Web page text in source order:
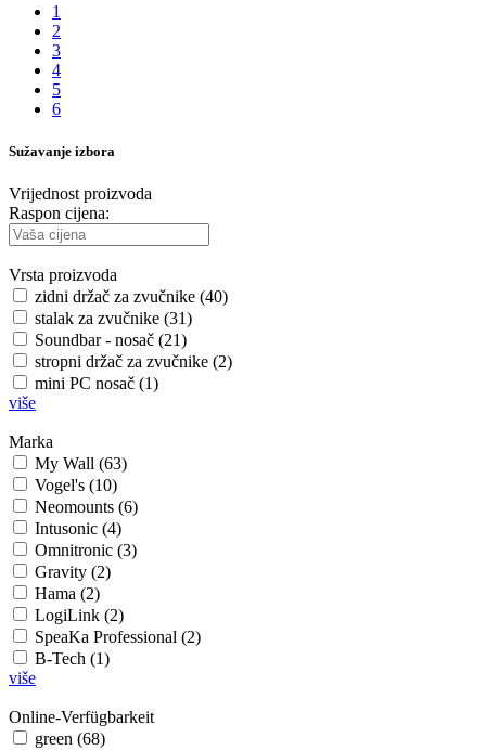
1
2
3
4
5
6
Sužavanje izbora
Vrijednost proizvoda
Raspon cijena:
Vrsta proizvoda
zidni držač za zvučnike (40)
stalak za zvučnike (31)
Soundbar - nosač (21)
stropni držač za zvučnike (2)
mini PC nosač (1)
više
Marka
My Wall (63)
Vogel's (10)
Neomounts (6)
Intusonic (4)
Omnitronic (3)
Gravity (2)
Hama (2)
LogiLink (2)
SpeaKa Professional (2)
B-Tech (1)
više
Online-Verfügbarkeit
green (68)